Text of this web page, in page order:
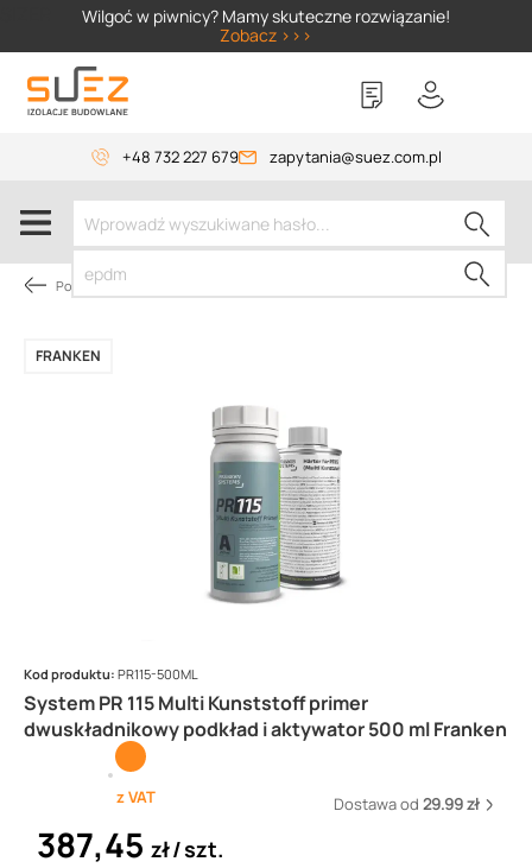
Wilgoć w piwnicy? Mamy skuteczne rozwiązanie!
Zobacz >>>
+48 732 227 679 zapytania@suez.com.pl
Pokrycie dachów płaskich
System PR 115 Multi Kunststoff primer
dwuskładnikowy podkład i aktywator 500 ml Franken
FRANKEN
Kod produktu: PR115-500ML
z VAT Dostawa od 29.99 zł
387,45 zł szt.